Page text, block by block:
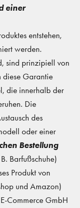
einer
entstehen,
werden.
sind prinzipiell von
diese Garantie
die innerhalb der
Die
des
oder einer
Bestellung
Barfußschuhe)
Produkt von
und Amazon)
Commerce GmbH